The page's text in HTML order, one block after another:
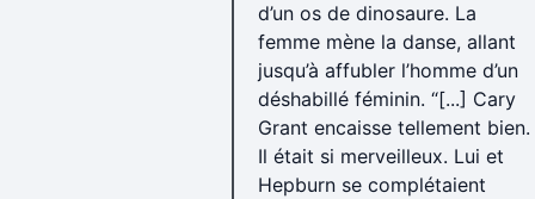
d’un os de dinosaure. La
femme mène la danse, allant
jusqu’à affubler l’homme d’un
déshabillé féminin. “[...] Cary
Grant encaisse tellement bien.
Il était si merveilleux. Lui et
Hepburn se complétaient